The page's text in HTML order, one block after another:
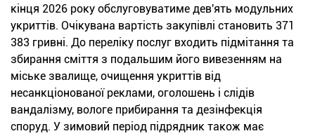
кінця 2026 року обслуговуватиме дев'ять модульних
укриттів. Очікувана вартість закупівлі становить 371
383 гривні. До переліку послуг входить підмітання та
збирання сміття з подальшим його вивезенням на
міське звалище, очищення укриттів від
несанкціонованої реклами, оголошень і слідів
вандалізму, вологе прибирання та дезінфекція
споруд. У зимовий період підрядник також має